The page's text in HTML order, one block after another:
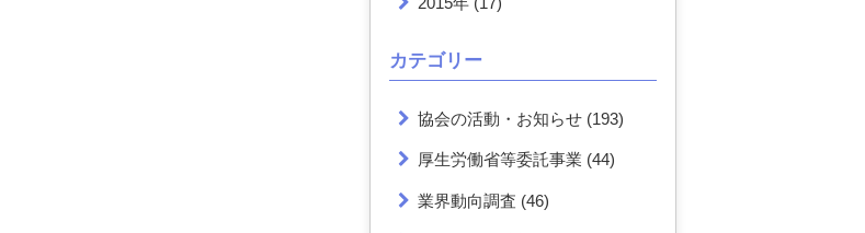
カテゴリー
協会の活動・お知らせ (193)
厚生労働省等委託事業 (44)
業界動向調査 (46)